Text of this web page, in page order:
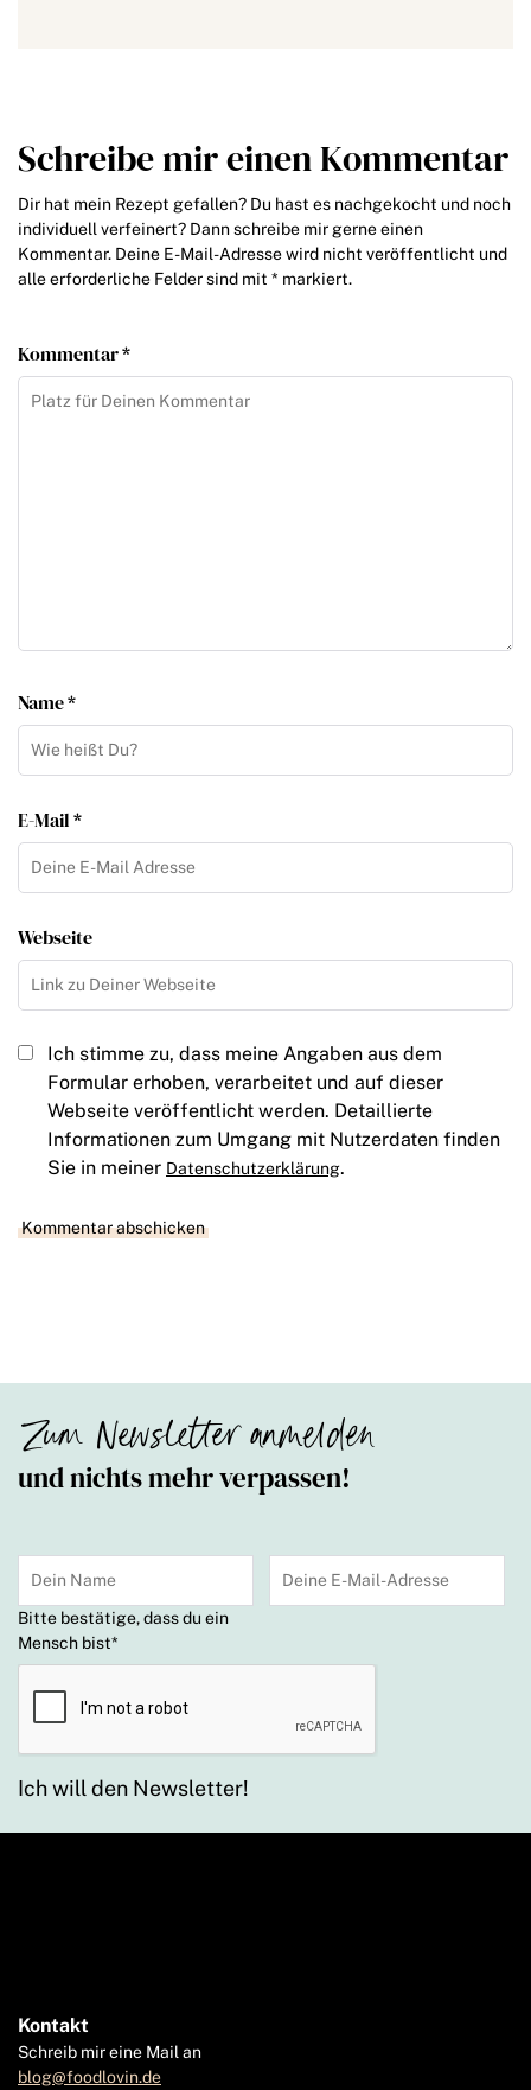
Schreibe mir einen Kommentar
Dir hat mein Rezept gefallen? Du hast es nachgekocht und noch
individuell verfeinert? Dann schreibe mir gerne einen
Kommentar. Deine E-Mail-Adresse wird nicht veröffentlicht und
alle erforderliche Felder sind mit * markiert.
Kommentar *
Name *
E-Mail *
Webseite
Ich stimme zu, dass meine Angaben aus dem
Formular erhoben, verarbeitet und auf dieser
Webseite veröffentlicht werden. Detaillierte
Informationen zum Umgang mit Nutzerdaten finden
Sie in meiner Datenschutzerklärung.
Zum Newsletter anmelden
und nichts mehr verpassen!
Bitte bestätige, dass du ein
Mensch bist*
Ich will den Newsletter!
Kontakt
Schreib mir eine Mail an
blog@foodlovin.de